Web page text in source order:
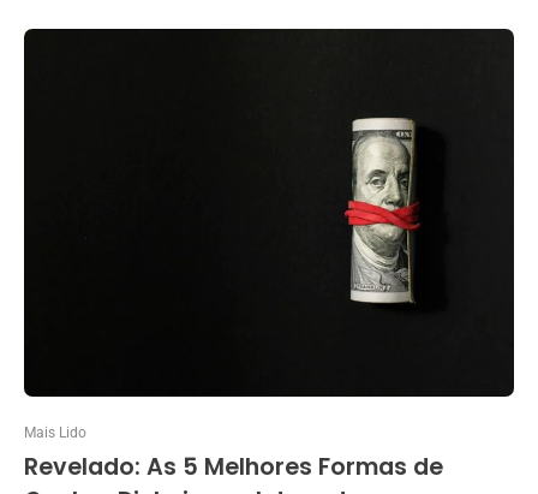
Mais Lido
Revelado: As 5 Melhores Formas de